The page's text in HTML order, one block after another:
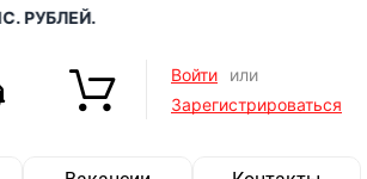
Войти
или
Зарегистрироваться